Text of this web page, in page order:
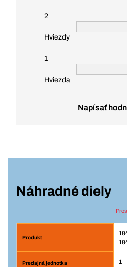
2
Hviezdy
1
Hviezda
Napísať
Náhradné diely
1